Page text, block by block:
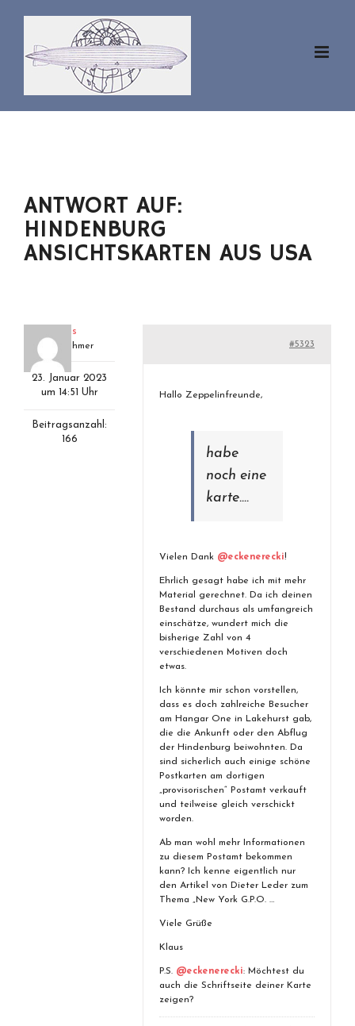
springen
ANTWORT AUF:
HINDENBURG
ANSICHTSKARTEN AUS USA
klaus
Teilnehmer
23. Januar 2023
um 14:51 Uhr
Beitragsanzahl:
166
#5323
Hallo Zeppelinfreunde,
habe
noch eine
karte….
Vielen Dank @eckenerecki!
Ehrlich gesagt habe ich mit mehr
Material gerechnet. Da ich deinen
Bestand durchaus als umfangreich
einschätze, wundert mich die
bisherige Zahl von 4
verschiedenen Motiven doch
etwas.
Ich könnte mir schon vorstellen,
dass es doch zahlreiche Besucher
am Hangar One in Lakehurst gab,
die die Ankunft oder den Abflug
der Hindenburg beiwohnten. Da
sind sicherlich auch einige schöne
Postkarten am dortigen
„provisorischen“ Postamt verkauft
und teilweise gleich verschickt
worden.
Ab man wohl mehr Informationen
zu diesem Postamt bekommen
kann? Ich kenne eigentlich nur
den Artikel von Dieter Leder zum
Thema „New York G.P.O. …
Viele Grüße
Klaus
P.S. @eckenerecki: Möchtest du
auch die Schriftseite deiner Karte
zeigen?